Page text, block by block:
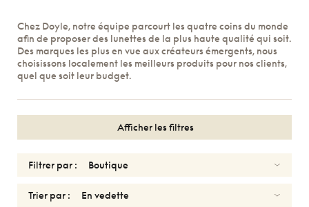
Chez Doyle, notre équipe parcourt les quatre coins du monde
afin de proposer des lunettes de la plus haute qualité qui soit.
Des marques les plus en vue aux créateurs émergents, nous
choisissons localement les meilleurs produits pour nos clients,
quel que soit leur budget.
Afficher les filtres
Filtrer par :
Trier par :